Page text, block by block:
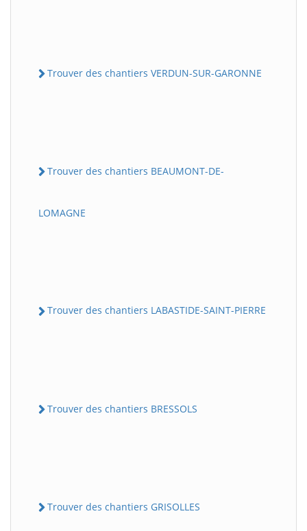
Trouver des chantiers VERDUN-SUR-GARONNE
Trouver des chantiers BEAUMONT-DE-
LOMAGNE
Trouver des chantiers LABASTIDE-SAINT-PIERRE
Trouver des chantiers BRESSOLS
Trouver des chantiers GRISOLLES